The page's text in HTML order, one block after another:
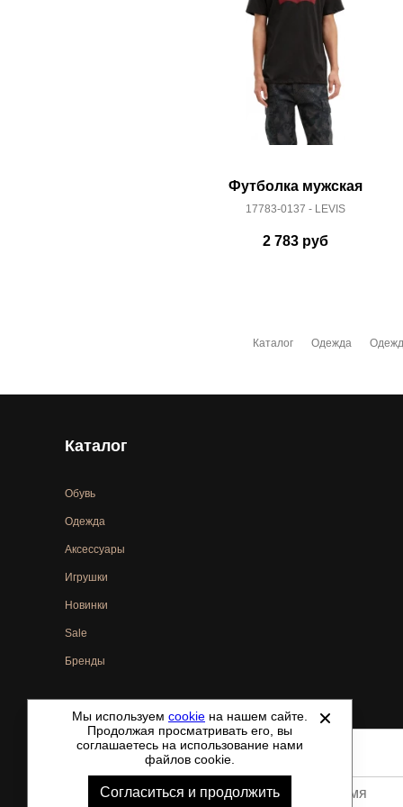
Футболка мужская
17783-0137 - LEVIS
2 783руб
Каталог Одежда
Каталог
Обувь
Одежда
Аксессуары
Игрушки
Новинки
Sale
Бренды
©2021-2026 - ShoesTown.ru - все права защищены.
Мы используем cookie на нашем сайте.
Продолжая просматривать его, вы
соглашаетесь на использование нами
файлов cookie.
Согласиться и продолжить Ваше имя